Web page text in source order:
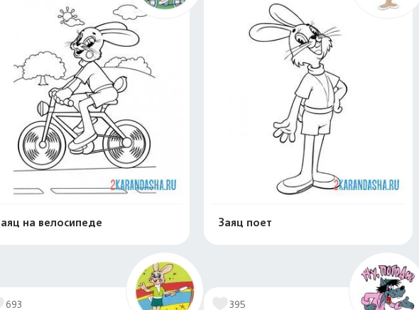
на велосипеде
Распечатать и скачать
Заяц поет
Распечатать и скачать
693 395